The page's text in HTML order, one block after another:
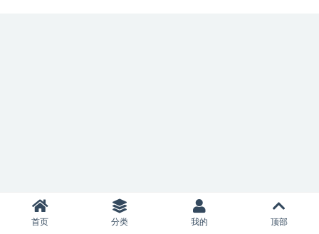
首页 分类 我的 顶部